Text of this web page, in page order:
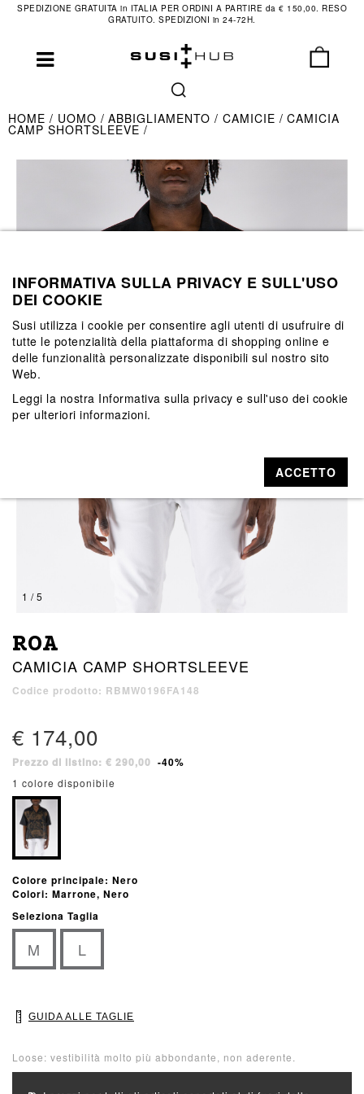
SPEDIZIONE GRATUITA in ITALIA PER ORDINI A PARTIRE da € 150,00. RESO
GRATUITO. SPEDIZIONI in 24-72H.
HOME UOMO ABBIGLIAMENTO CAMICIE CAMICIA
CAMP SHORTSLEEVE
1 / 5
ROA
CAMICIA CAMP SHORTSLEEVE
Codice prodotto: RBMW0196FA148
€ 174,00
Prezzo di listino: € 290,00 -40%
1 colore disponibile
Colore principale: Nero
Colori: Marrone, Nero
Seleziona Taglia
M L
GUIDA ALLE TAGLIE
Loose: vestibilità molto più abbondante, non aderente.
INFORMATIVA SULLA PRIVACY E SULL'USO
DEI COOKIE
Susi utilizza i cookie per consentire agli utenti di usufruire di
tutte le potenzialità della piattaforma di shopping online e
delle funzionalità personalizzate disponibili sul nostro sito
Web.
Leggi la nostra Informativa sulla privacy e sull'uso dei cookie
per ulteriori informazioni.
ACCETTO